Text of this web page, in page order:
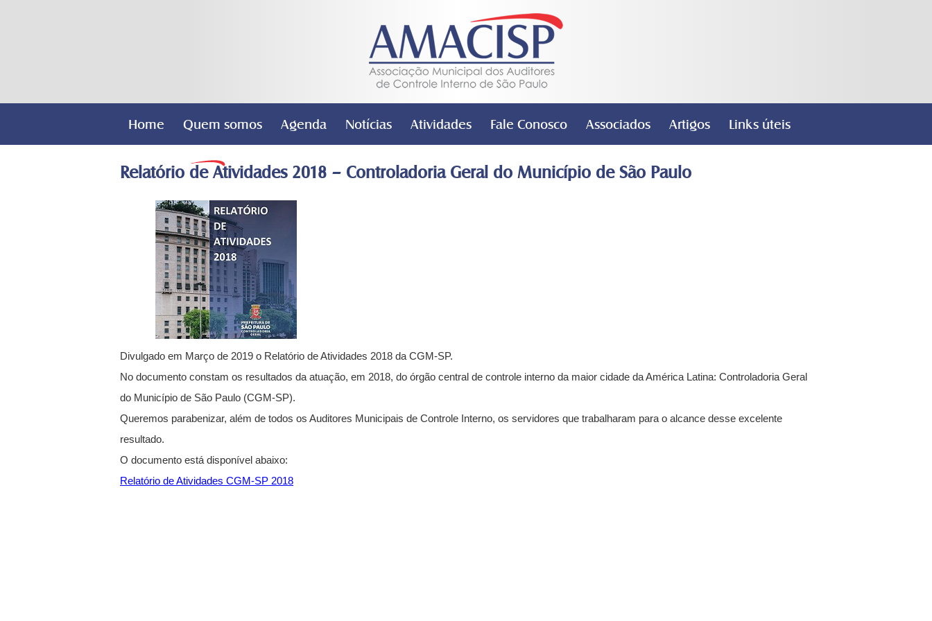
Home Quem somos Agenda Notícias Atividades Fale Conosco Associados Artigos Links úteis
Relatório de Atividades 2018 – Controladoria Geral do Município de São Paulo
Divulgado em Março de 2019 o Relatório de Atividades 2018 da CGM-SP.
No documento constam os resultados da atuação, em 2018, do órgão central de controle interno da maior cidade da América Latina: Controladoria Geral
do Município de São Paulo (CGM-SP).
Queremos parabenizar, além de todos os Auditores Municipais de Controle Interno, os servidores que trabalharam para o alcance desse excelente
resultado.
O documento está disponível abaixo:
Relatório de Atividades CGM-SP 2018